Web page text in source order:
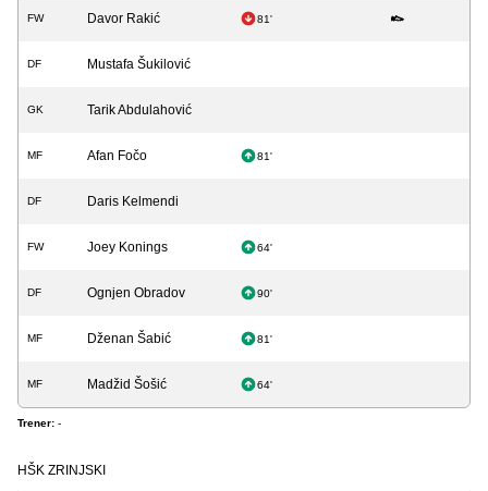
FW Davor Rakić 81'
DF Mustafa Šukilović
GK Tarik Abdulahović
MF Afan Fočo 81'
DF Daris Kelmendi
FW Joey Konings 64'
DF Ognjen Obradov 90'
MF Dženan Šabić 81'
MF Madžid Šošić 64'
Trener: -
HŠK ZRINJSKI